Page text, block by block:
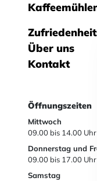
Über uns
Kontakt
Öffnungszeiten
Mittwoch
09.00 bis 14.00 Uhr
Donnerstag und
09.00 bis 17.00 Uhr
Samstag